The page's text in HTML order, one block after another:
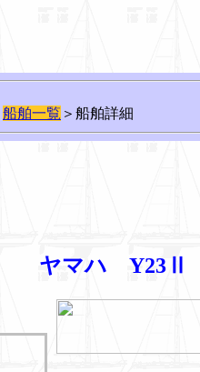
船舶一覧 ＞船舶詳細
ヤマハ Y23Ⅱ